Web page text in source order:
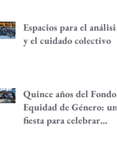
Espacios para el análisis
y el cuidado colectivo
Quince años del Fondo
Equidad de Género: una
fiesta para celebrar